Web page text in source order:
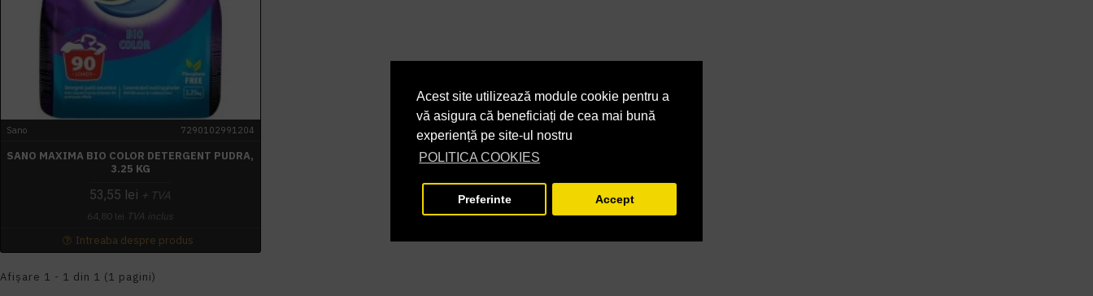
Acest site utilizează module cookie pentru a
vă asigura că beneficiați de cea mai bună
experiență pe site-ul nostru
POLITICA COOKIES
Preferinte Accept
Sano 7290102991204
SANO MAXIMA BIO COLOR DETERGENT PUDRA,
3.25 KG
53,55 lei + TVA
64,80 lei TVA inclus
Intreaba despre produs
Afişare 1 - 1 din 1 (1 pagini)